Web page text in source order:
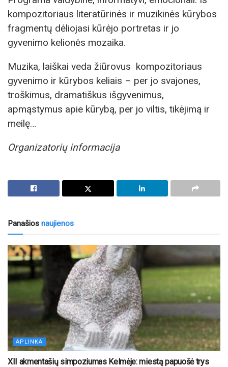
kompozitoriaus literatūrinės ir muzikinės kūrybos
fragmentų dėliojasi kūrėjo portretas ir jo
gyvenimo kelionės mozaika.
Muzika, laiškai veda žiūrovus kompozitoriaus
gyvenimo ir kūrybos keliais – per jo svajones,
troškimus, dramatiškus išgyvenimus,
apmąstymus apie kūrybą, per jo viltis, tikėjimą ir
meilę…
Organizatorių informacija
Panašios naujienos
APLINKA
XII akmentašių simpoziumas Kelmėje: miestą papuošė trys